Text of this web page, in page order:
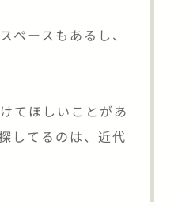
ペースもあるし、
てほしいことがあ
してるのは、近代